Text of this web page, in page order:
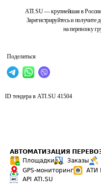
ATI.SU — крупнейшая в России
Зарегистрируйтесь и получите
на перевозку
Поделиться
ID тендера в ATI.SU 41504
АВТОМАТИЗАЦИЯ
Площадки
Заказы
GPS-мониторинг
АТИ
API ATI.SU